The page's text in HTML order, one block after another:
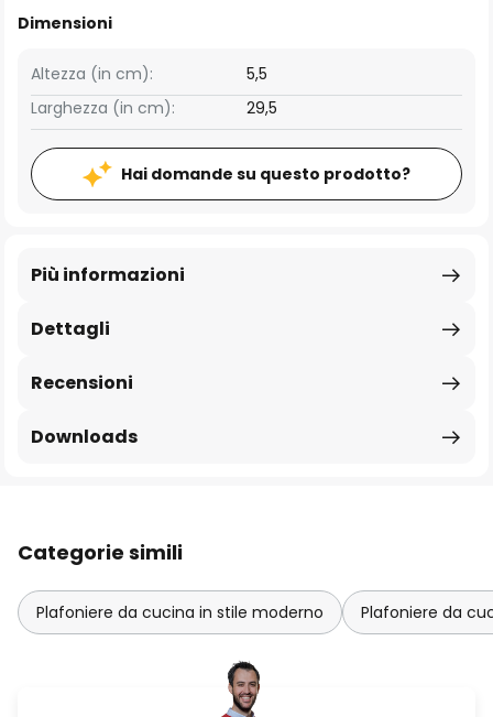
Dimensioni
Larghezza (in cm): 29,5
Altezza (in cm): 5,5
Hai domande su questo prodotto?
Dettagli
Più informazioni
Recensioni
Downloads
Categorie simili
Plafoniere da cucina in stile moderno Plafoniere da